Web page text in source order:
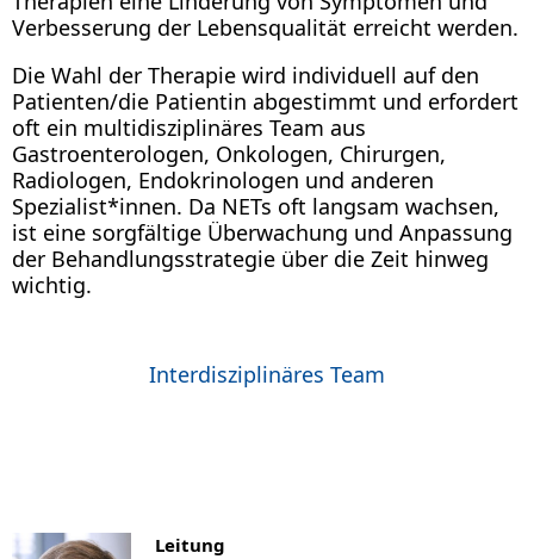
Verbesserung der Lebensqualität erreicht werden.
Die Wahl der Therapie wird individuell auf den
Patienten/die Patientin abgestimmt und erfordert
oft ein multidisziplinäres Team aus
Gastroenterologen, Onkologen, Chirurgen,
Radiologen, Endokrinologen und anderen
Spezialist*innen. Da NETs oft langsam wachsen,
ist eine sorgfältige Überwachung und Anpassung
der Behandlungsstrategie über die Zeit hinweg
wichtig.
Interdisziplinäres Team
Leitung